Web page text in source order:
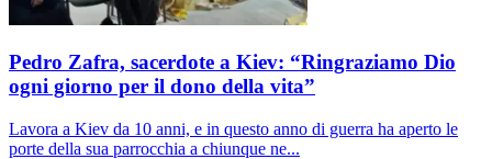
Pedro Zafra, sacerdote a Kiev: “Ringraziamo Dio
ogni giorno per il dono della vita”
Lavora a Kiev da 10 anni, e in questo anno di guerra ha aperto le
porte della sua parrocchia a chiunque ne...